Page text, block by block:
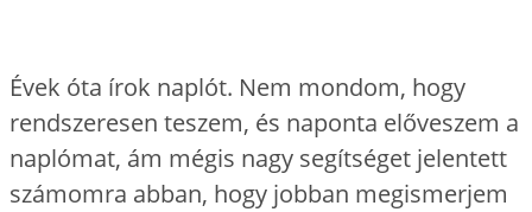
Évek óta írok naplót. Nem mondom, hogy
rendszeresen teszem, és naponta előveszem a
naplómat, ám mégis nagy segítséget jelentett
számomra abban, hogy jobban megismerjem